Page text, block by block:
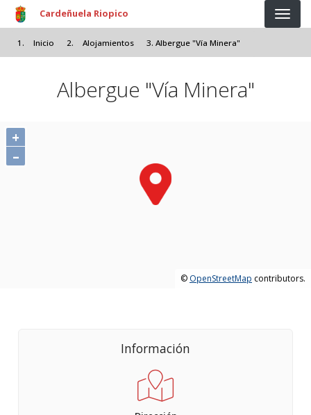
Pasar al contenido principal
Cardeñuela Riopico
Inicio Alojamientos Albergue "Vía Minera"
Albergue "Vía Minera"
+
–
© OpenStreetMap contributors.
Información